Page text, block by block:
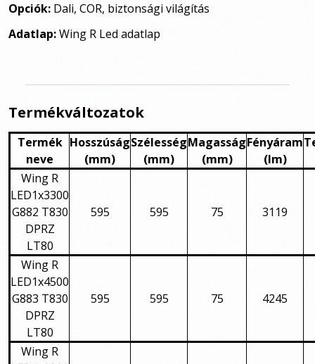
Opciók: Dali, COR, biztonsági világítás
Adatlap:Wing R Led adatlap
Termékváltozatok
Termék
neve
Hosszúság
(mm)
Szélesség
(mm)
Magasság
(mm)
Fényáram
(lm)
Wing R
LED1x3300
G882 T830
DPRZ
LT80
595 595 75 3119
Wing R
LED1x4500
G883 T830
DPRZ
LT80
595 595 75 4245
Wing R